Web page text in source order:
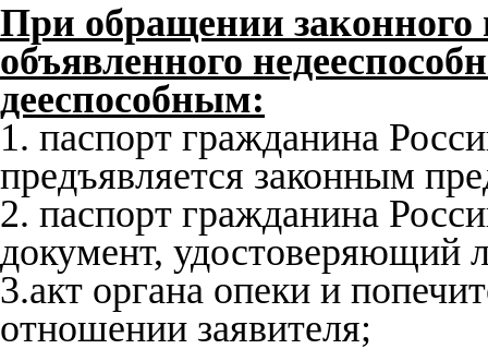
При обращении законного
объявленного
дееспособным:
1. паспорт гражданина
предъявляется законным
2. паспорт гражданина
документ, удостоверяющий
3.акт органа опеки и
отношении заявителя;